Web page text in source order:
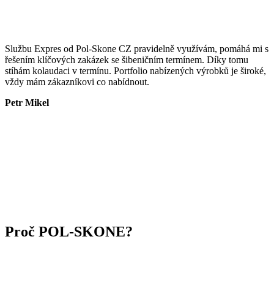
Službu Expres od Pol-Skone CZ pravidelně využívám, pomáhá mi s
řešením klíčových zakázek se šibeničním termínem. Díky tomu
stíhám kolaudaci v termínu. Portfolio nabízených výrobků je široké,
vždy mám zákazníkovi co nabídnout.
Petr Mikel
Proč POL-SKONE?